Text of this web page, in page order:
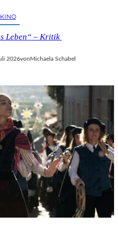
KINO
Leben“ – Kritik
2026vonMichaela Schabel